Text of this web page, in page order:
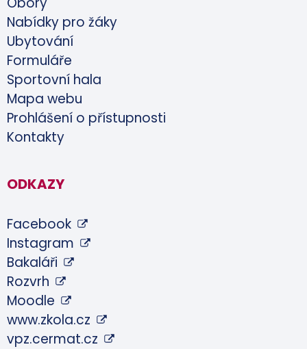
Nabídky pro žáky
Ubytování
Formuláře
Sportovní hala
Mapa webu
Prohlášení o přístupnosti
Kontakty
ODKAZY
Facebook
Instagram
Bakaláři
Rozvrh
Moodle
www.zkola.cz
vpz.cermat.cz